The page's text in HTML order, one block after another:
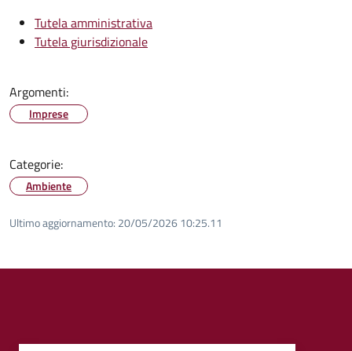
Tutela amministrativa
Tutela giurisdizionale
Argomenti:
Imprese
Categorie:
Ambiente
Ultimo aggiornamento: 20/05/2026 10:25.11